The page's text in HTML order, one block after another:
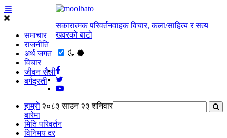
समाचार
राजनीति
अर्थ जगत
विचार
जीवन सैली
बर्गदृस्ती
सकारात्मक परिवर्तनवाहक विचार, कला/साहित्य र सत्य
खवरको बाटाे
२०८३ साउन २३ शनिवार
हाम्राे
बारेमा
मिति परिवर्तन
विनिमय दर